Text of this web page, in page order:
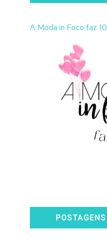
A Moda in Foco faz